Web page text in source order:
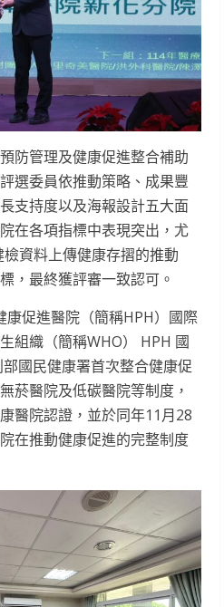
防管理及健康促進整合補助
選委員依推動策略、成果豐
支持度以及海報設計五大面
在各項指標中表現突出，尤
資料上傳健康存摺的推動
，最終獲評審一致認可。
康促進醫院（簡稱HPH）國際
組織（簡稱WHO） HPH 國
國民健康署首次整合健康促
菸醫院及低碳醫院等制度，
醫院認證，並於同年11月28
在推動健康促進的完整制度